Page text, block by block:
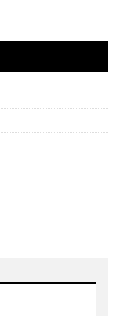
Plastic Black